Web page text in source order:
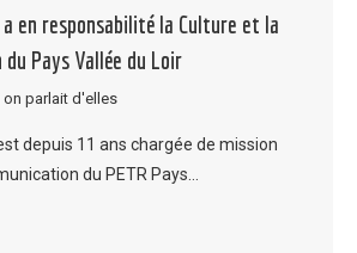
en responsabilité la Culture et la
du Pays Vallée du Loir
on parlait d'elles
depuis 11 ans chargée de mission
du PETR Pays…